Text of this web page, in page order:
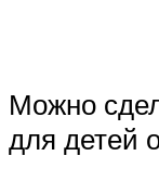
Можно
для детей